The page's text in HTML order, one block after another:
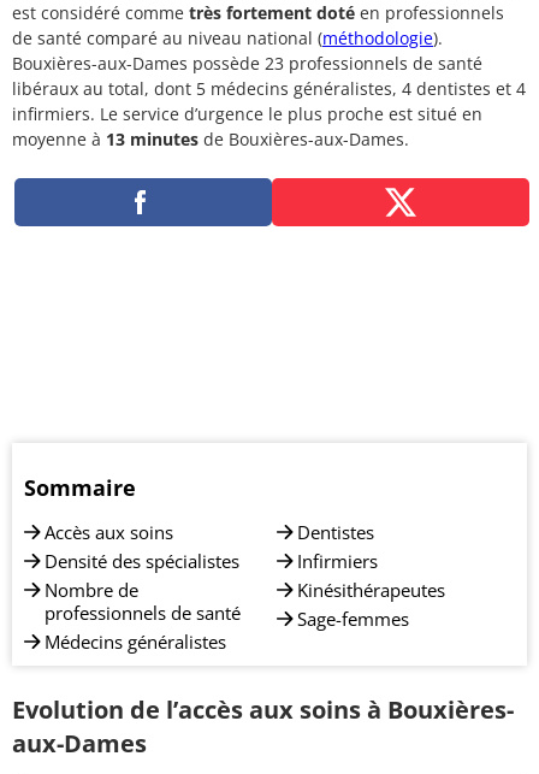
est considéré comme très fortement doté en professionnels
de santé comparé au niveau national (méthodologie).
Bouxières-aux-Dames possède 23 professionnels de santé
libéraux au total, dont 5 médecins généralistes, 4 dentistes et 4
infirmiers. Le service d’urgence le plus proche est situé en
moyenne à 13 minutes de Bouxières-aux-Dames.
Sommaire
Accès aux soins
Densité des spécialistes
Nombre de
professionnels de santé
Médecins généralistes
Dentistes
Infirmiers
Kinésithérapeutes
Sage-femmes
Evolution de l’accès aux soins à Bouxières-
aux-Dames